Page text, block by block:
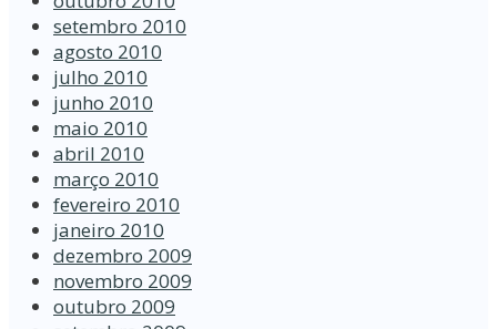
setembro 2010
agosto 2010
julho 2010
junho 2010
maio 2010
abril 2010
março 2010
fevereiro 2010
janeiro 2010
dezembro 2009
novembro 2009
outubro 2009